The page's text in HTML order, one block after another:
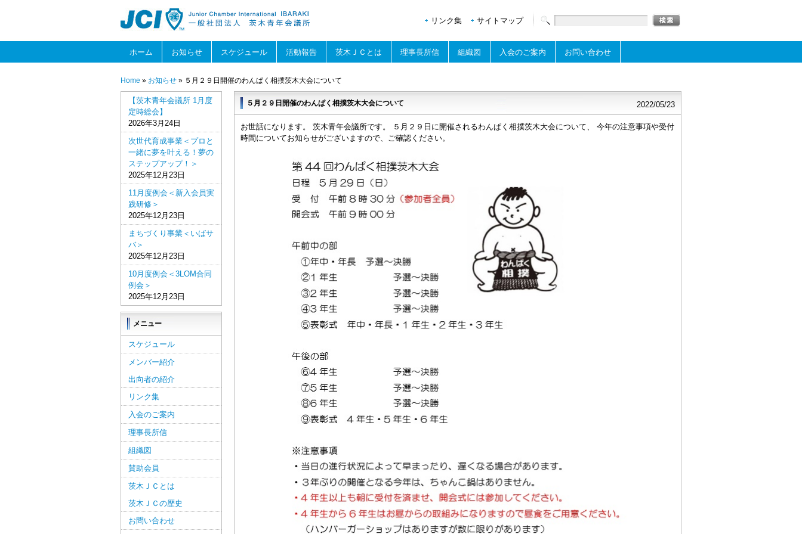
ホーム お知らせ スケジュール 活動報告 茨木ＪＣとは 理事長所信 組織図 入会のご案内 お問い合わせ
リンク集 サイトマップ
Home » お知らせ » ５月２９日開催のわんぱく相撲茨木大会について
５月２９日開催のわんぱく相撲茨木大会について 2022/05/23
お世話になります。 茨木青年会議所です。 ５月２９日に開催されるわんぱく相撲茨木大会について、 今年の注意事項や受付
時間についてお知らせがございますので、ご確認ください。
【茨木青年会議所 1月度
定時総会】
2026年3月24日
次世代育成事業＜プロと
一緒に夢を叶える！夢の
ステップアップ！＞
2025年12月23日
11月度例会＜新入会員実
践研修＞
2025年12月23日
まちづくり事業＜いばサ
バ＞
2025年12月23日
10月度例会＜3LOM合同
例会＞
2025年12月23日
メニュー
スケジュール
メンバー紹介
出向者の紹介
リンク集
入会のご案内
理事長所信
組織図
賛助会員
茨木ＪＣとは
茨木ＪＣの歴史
お問い合わせ